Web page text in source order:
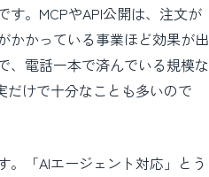
す。MCPやAPI公開は、注文が
かかっている事業ほど効果が出
、電話一本で済んでいる規模な
だけで十分なことも多いので
。「AIエージェント対応」とう